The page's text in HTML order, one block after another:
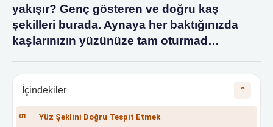
yakışır? Genç gösteren ve doğru kaş
şekilleri burada. Aynaya her baktığınızda
kaşlarınızın yüzünüze tam oturmad…
İçindekiler ⌄
01 Yüz Şeklini Doğru Tespit Etmek